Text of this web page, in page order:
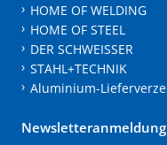
HOME OF WELDING
HOME OF STEEL
DER SCHWEISSER
STAHL+TECHNIK
Aluminium-
Newsletteranmeldung